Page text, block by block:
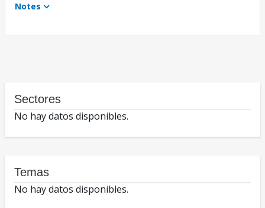
Notes
Sectores
No hay datos disponibles.
Temas
No hay datos disponibles.